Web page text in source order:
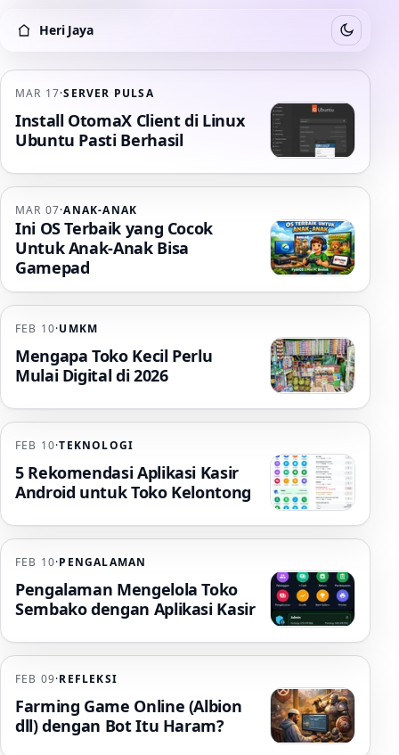
Heri Jaya
Heri Jaya Switch to
MAR 17·SERVER PULSA
Install OtomaX Client di Linux
Ubuntu Pasti Berhasil
MAR 07·ANAK-ANAK
Ini OS Terbaik yang Cocok
Untuk Anak-Anak Bisa
Gamepad
FEB 10·UMKM
Mengapa Toko Kecil Perlu
Mulai Digital di 2026
FEB 10·TEKNOLOGI
5 Rekomendasi Aplikasi Kasir
Android untuk Toko Kelontong
FEB 10·PENGALAMAN
Pengalaman Mengelola Toko
Sembako dengan Aplikasi Kasir
FEB 09·REFLEKSI
Farming Game Online (Albion
dll) dengan Bot Itu Haram?